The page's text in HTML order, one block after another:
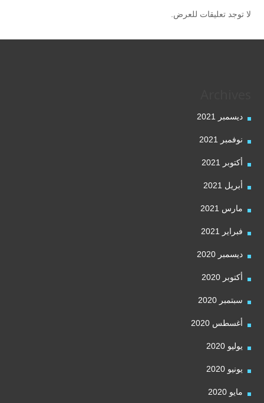
لا توجد تعليقات للعرض.
ديسمبر 2021
نوفمبر 2021
أكتوبر 2021
أبريل 2021
مارس 2021
فبراير 2021
ديسمبر 2020
أكتوبر 2020
سبتمبر 2020
أغسطس 2020
يوليو 2020
يونيو 2020
مايو 2020